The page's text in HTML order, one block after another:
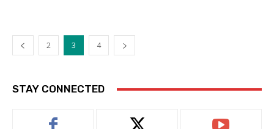
2 3 4
STAY CONNECTED